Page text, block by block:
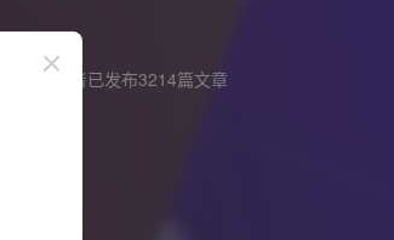
该作者已发布3214篇文章